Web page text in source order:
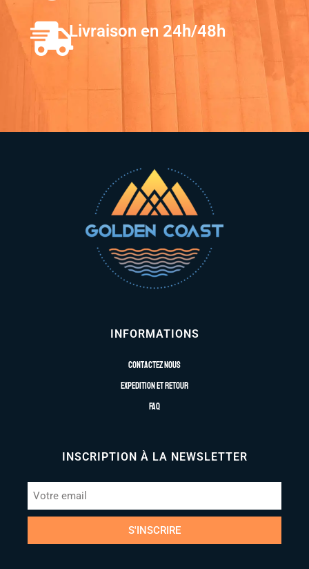
Livraison en 24h/48h
INFORMATIONS
Contactez nous
Expedition et retour
FAQ
INSCRIPTION À LA NEWSLETTER
S'INSCRIRE